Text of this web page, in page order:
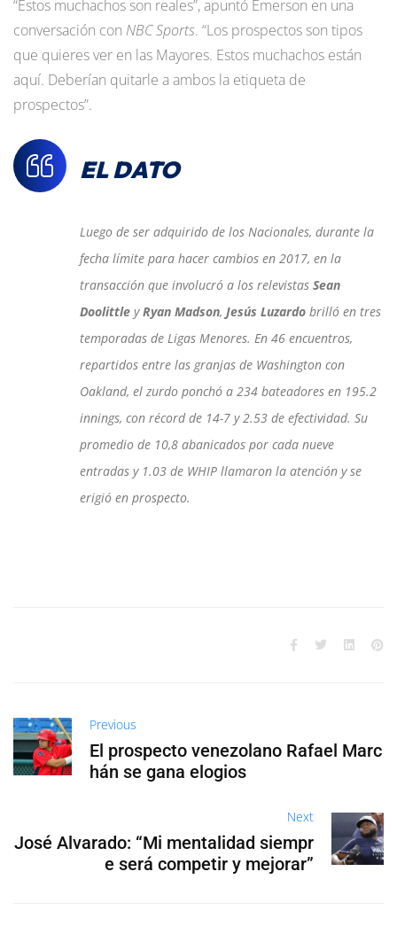
“Estos muchachos son reales”, apuntó Emerson en una
conversación con NBC Sports. “Los prospectos son tipos
que quieres ver en las Mayores. Estos muchachos están
aquí. Deberían quitarle a ambos la etiqueta de
prospectos”.
EL DATO
Luego de ser adquirido de los Nacionales, durante la
fecha límite para hacer cambios en 2017, en la
transacción que involucró a los relevistas Sean
Doolittle yRyan Madson, Jesús Luzardo brilló en tres
temporadas de Ligas Menores. En 46 encuentros,
repartidos entre las granjas de Washington con
Oakland, el zurdo ponchó a 234 bateadores en 195.2
innings, con récord de 14-7 y 2.53 de efectividad. Su
promedio de 10,8 abanicados por cada nueve
entradas y 1.03 de WHIP llamaron la atención y se
erigió en prospecto.
Previous
El prospecto venezolano Rafael Marc
hán se gana elogios
Next
José Alvarado: “Mi mentalidad siempr
e será competir y mejorar”